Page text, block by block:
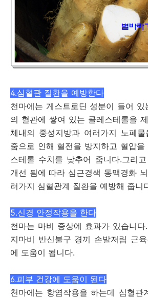
4.심혈관 질환을 예방한다
천마에는 게스트로딘 성분이 들어
의 혈관에 쌓여 있는 콜레스테롤을
체내의 중성지방과 여러가지 노페
줌으로 인해 혈전을 방지하고 혈압
스테롤 수치를 낮추어 줍니다.그리
개선 됨에 따라 심근경색 동맥경화
러가지 심혈관계 질환을 예방해 줍니
5.신경 안정작용을 한다
천마는 마비 증상에 효과가 있습니
지마비 반신불구 경끼 손발저림 근
에 도움이 됩니다.
6.피부 건강에 도움이 된다
천마에는 항염작용을 하는데 심혈관